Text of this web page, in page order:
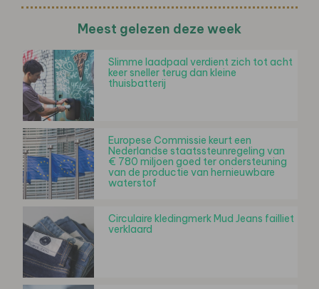
Meest gelezen deze week
Slimme laadpaal verdient zich tot acht
keer sneller terug dan kleine
thuisbatterij
Europese Commissie keurt een
Nederlandse staatssteunregeling van
€ 780 miljoen goed ter ondersteuning
van de productie van hernieuwbare
waterstof
Circulaire kledingmerk Mud Jeans failliet
verklaard